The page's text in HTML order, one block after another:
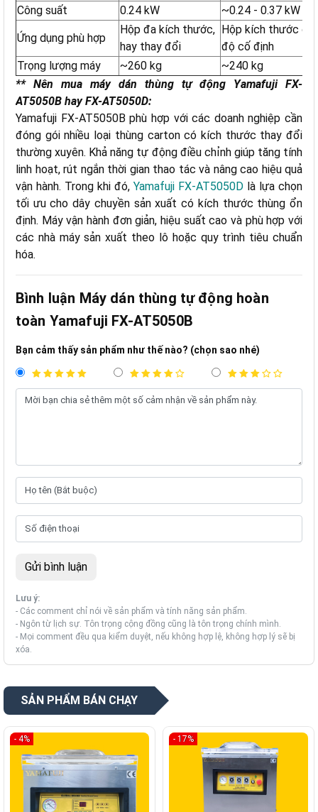
Công suất 0.24 kW ~0.24 - 0.37 kW
Ứng dụng phù hợp
Hộp đa kích thước,
hay thay đổi
Hộp kích thước ổn
độ cố định
Trọng lượng máy
~260 kg
~240 kg
** Nên mua máy dán thùng tự động Yamafuji FX-
AT5050B hay FX-AT5050D:
Yamafuji FX-AT5050B phù hợp với các doanh nghiệp cần
đóng gói nhiều loại thùng carton có kích thước thay đổi
thường xuyên. Khả năng tự động điều chỉnh giúp tăng tính
linh hoạt, rút ngắn thời gian thao tác và nâng cao hiệu quả
vận hành. Trong khi đó, Yamafuji FX-AT5050D là lựa chọn
tối ưu cho dây chuyền sản xuất có kích thước thùng ổn
định. Máy vận hành đơn giản, hiệu suất cao và phù hợp với
các nhà máy sản xuất theo lô hoặc quy trình tiêu chuẩn
hóa.
Bình luận Máy dán thùng tự động hoàn
toàn Yamafuji FX-AT5050B
Bạn cảm thấy sản phẩm như thế nào? (chọn sao nhé)
Lưu ý:
- Các comment chỉ nói về sản phẩm và tính năng sản phẩm.
- Ngôn từ lịch sự. Tôn trọng cộng đồng cũng là tôn trọng chính mình.
- Mọi comment đều qua kiểm duyệt, nếu không hợp lệ, không hợp lý sẽ bị
xóa.
SẢN PHẨM BÁN CHẠY
- 4% - 17%